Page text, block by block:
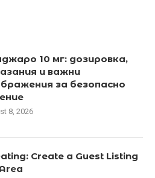
10 мг: дозировка,
и важни
за безопасно
8, 2026
Create a Guest Listing